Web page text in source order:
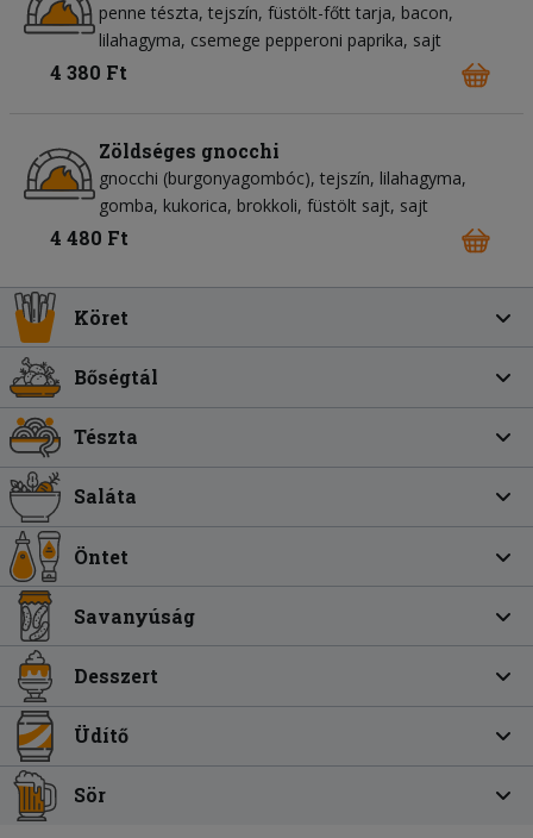
penne tészta tejszín füstölt-főtt tarja bacon
lilahagyma csemege pepperoni paprika sajt
4 380 Ft
Zöldséges gnocchi
gnocchi (burgonyagombóc) tejszín lilahagyma
gomba kukorica brokkoli füstölt sajt sajt
4 480 Ft
Köret
Bőségtál
Tészta
Saláta
Öntet
Savanyúság
Desszert
Üdítő
Sör